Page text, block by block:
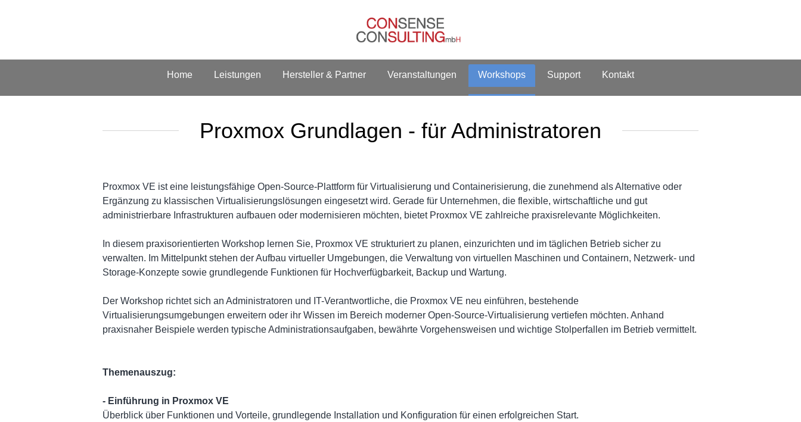
Home Leistungen Hersteller & Partner Veranstaltungen Workshops Support Kontakt
Proxmox Grundlagen - für Administratoren
Proxmox VE ist eine leistungsfähige Open-Source-Plattform für Virtualisierung und Containerisierung, die zunehmend als Alternative oder
Ergänzung zu klassischen Virtualisierungslösungen eingesetzt wird. Gerade für Unternehmen, die flexible, wirtschaftliche und gut
administrierbare Infrastrukturen aufbauen oder modernisieren möchten, bietet Proxmox VE zahlreiche praxisrelevante Möglichkeiten.
In diesem praxisorientierten Workshop lernen Sie, Proxmox VE strukturiert zu planen, einzurichten und im täglichen Betrieb sicher zu
verwalten. Im Mittelpunkt stehen der Aufbau virtueller Umgebungen, die Verwaltung von virtuellen Maschinen und Containern, Netzwerk- und
Storage-Konzepte sowie grundlegende Funktionen für Hochverfügbarkeit, Backup und Wartung.
Der Workshop richtet sich an Administratoren und IT-Verantwortliche, die Proxmox VE neu einführen, bestehende
Virtualisierungsumgebungen erweitern oder ihr Wissen im Bereich moderner Open-Source-Virtualisierung vertiefen möchten. Anhand
praxisnaher Beispiele werden typische Administrationsaufgaben, bewährte Vorgehensweisen und wichtige Stolperfallen im Betrieb vermittelt.
Themenauszug:
- Einführung in Proxmox VE
Überblick über Funktionen und Vorteile, grundlegende Installation und Konfiguration für einen erfolgreichen Start.